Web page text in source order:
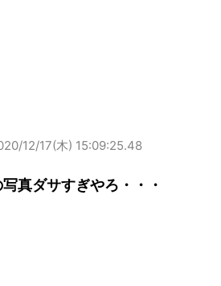
12/17(木) 15:09:25.48
真ダサすぎやろ・・・